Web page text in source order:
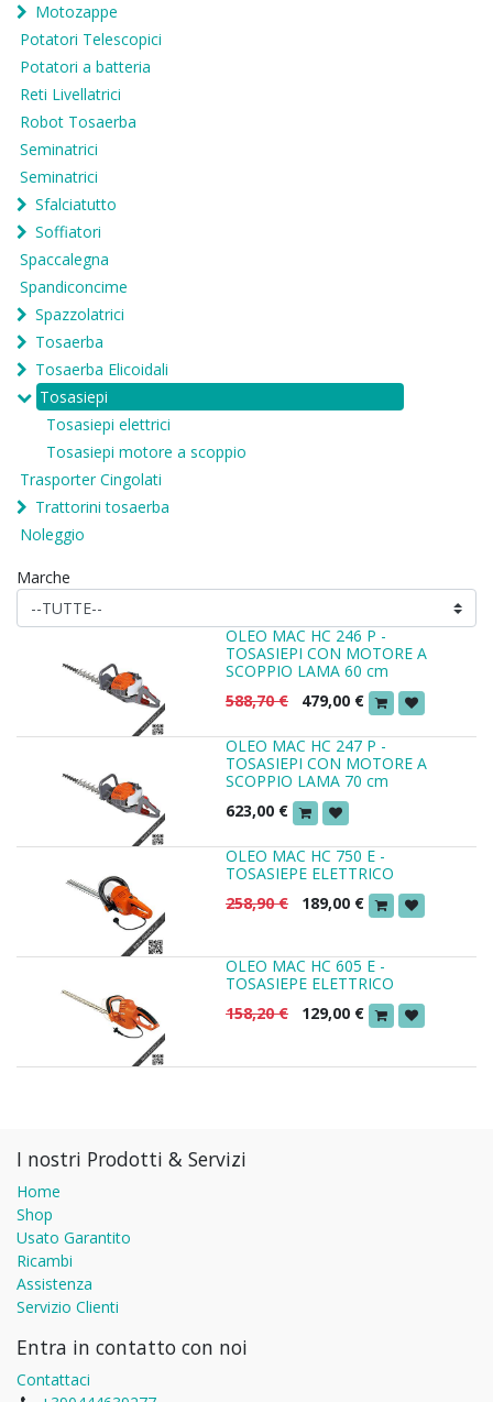
Motozappe
Potatori Telescopici
Potatori a batteria
Reti Livellatrici
Robot Tosaerba
Seminatrici
Seminatrici
Sfalciatutto
Soffiatori
Spaccalegna
Spandiconcime
Spazzolatrici
Tosaerba
Tosaerba Elicoidali
Tosasiepi
Tosasiepi elettrici
Tosasiepi motore a scoppio
Trasporter Cingolati
Trattorini tosaerba
Noleggio
Marche
OLEO MAC HC 246 P -
TOSASIEPI CON MOTORE A
SCOPPIO LAMA 60 cm
588,70€ 479,00 €
OLEO MAC HC 247 P -
TOSASIEPI CON MOTORE A
SCOPPIO LAMA 70 cm
623,00 €
OLEO MAC HC 750 E -
TOSASIEPE ELETTRICO
258,90€ 189,00 €
OLEO MAC HC 605 E -
TOSASIEPE ELETTRICO
158,20€ 129,00 €
I nostri Prodotti & Servizi
Home
Shop
Usato Garantito
Ricambi
Assistenza
Servizio Clienti
Entra in contatto con noi
Contattaci